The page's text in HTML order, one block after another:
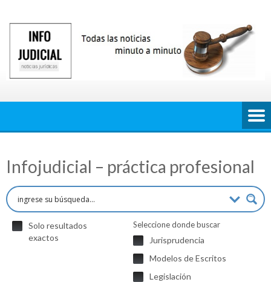
contenido
Infojudicial – práctica profesional
Solo resultados
exactos
Seleccione donde buscar
Jurisprudencia
Modelos de Escritos
Legislación